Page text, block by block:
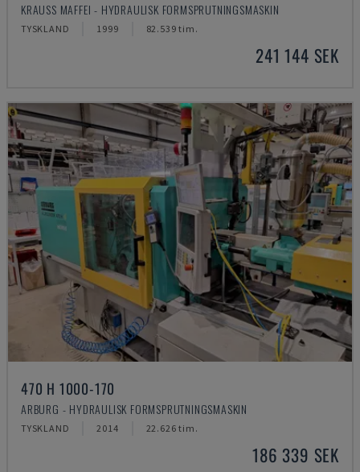
KRAUSS MAFFEI - HYDRAULISK FORMSPRUTNINGSMASKIN
TYSKLAND 1999 82.539 tim.
241 144 SEK
470 H 1000-170
ARBURG - HYDRAULISK FORMSPRUTNINGSMASKIN
TYSKLAND 2014 22.626 tim.
186 339 SEK